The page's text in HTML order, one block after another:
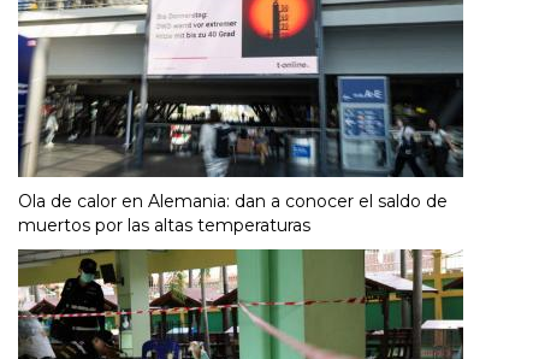
Ola de calor en Alemania: dan a conocer el saldo de
muertos por las altas temperaturas